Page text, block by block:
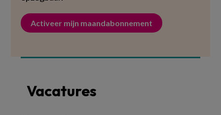
Activeer mijn maandabonnement
Vacatures